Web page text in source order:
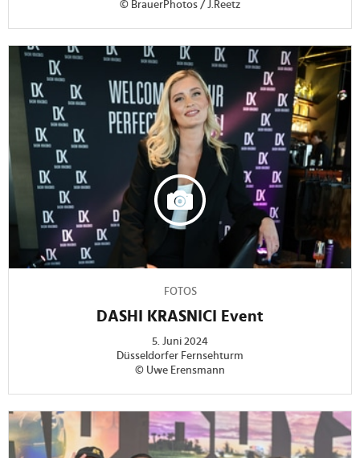
© BrauerPhotos / J.Reetz
FOTOS
DASHI KRASNICI Event
5. Juni 2024
Düsseldorfer Fernsehturm
© Uwe Erensmann